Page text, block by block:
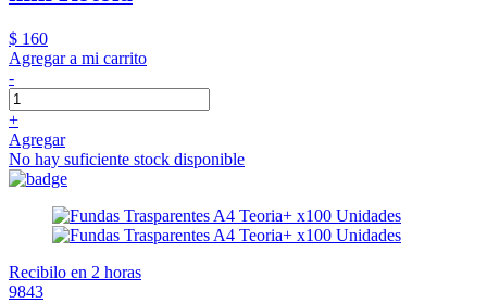
$ 160
Agregar a mi carrito
-
+
Agregar
No hay suficiente stock disponible
Recibilo en 2 horas
9843